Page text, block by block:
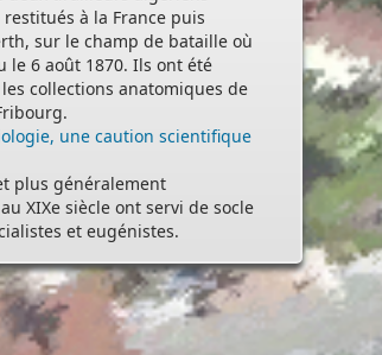
à la France puis
sur le champ de bataille où
le 6 août 1870. Ils ont été
collections anatomiques de
une caution scientifique
plus généralement
XIXe siècle ont servi de socle
et eugénistes.